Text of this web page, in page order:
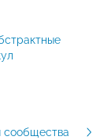
сообщества